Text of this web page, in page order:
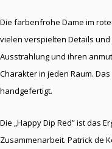
Die farbenfrohe Dame im
vielen verspielten Details
Ausstrahlung und ihren
Charakter in jeden Raum.
handgefertigt.
Die „Happy Dip Red” ist das
Zusammenarbeit. Patrick de